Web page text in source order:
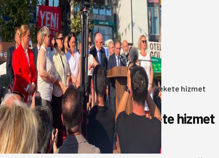
Yeni Parti Bandırma Teşkilatı kuruldu
06 Ağustos 2026
Anasayfa/Gündem/Akın: Benim derdim memlekete hizmet
hemşerim!
Akın: Benim derdim memlekete hizmet
hemşerim!